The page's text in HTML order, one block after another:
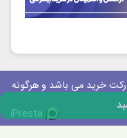
خرید می باشد و هرگونه
iPresta